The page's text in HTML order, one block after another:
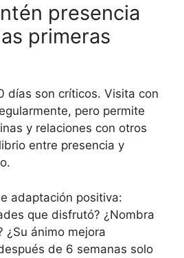
presencia
primeras
días son críticos. Visita con
pero permite
y relaciones con otros
entre presencia y
adaptación positiva:
que disfrutó? ¿Nombra
¿Su ánimo mejora
de 6 semanas solo